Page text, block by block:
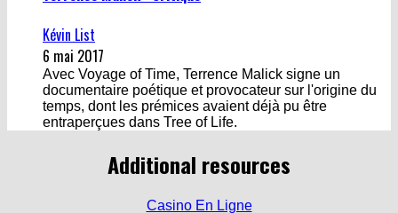
Kévin List
6 mai 2017
Avec Voyage of Time, Terrence Malick signe un
documentaire poétique et provocateur sur l'origine du
temps, dont les prémices avaient déjà pu être
entraperçues dans Tree of Life.
Additional resources
Casino En Ligne